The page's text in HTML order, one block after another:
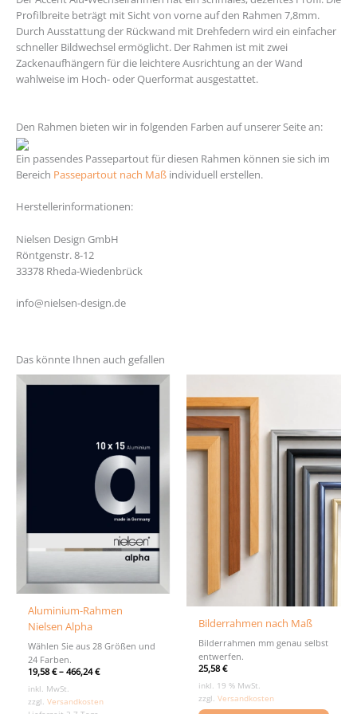
Profilbreite beträgt mit Sicht von vorne auf den Rahmen 7,8mm.
Durch Ausstattung der Rückwand mit Drehfedern wird ein einfacher
schneller Bildwechsel ermöglicht. Der Rahmen ist mit zwei
Zackenaufhängern für die leichtere Ausrichtung an der Wand
wahlweise im Hoch- oder Querformat ausgestattet.
Den Rahmen bieten wir in folgenden Farben auf unserer Seite an:
Ein passendes Passepartout für diesen Rahmen können sie sich im
Bereich Passepartout nach Maß individuell erstellen.
Herstellerinformationen:
Nielsen Design GmbH
Röntgenstr. 8-12
33378 Rheda-Wiedenbrück
info@nielsen-design.de
Das könnte Ihnen auch gefallen
Aluminium-Rahmen
Nielsen Alpha
Wählen Sie aus 28 Größen und
24 Farben.
19,58€–466,24€
inkl. MwSt.
zzgl.Versandkosten
Bilderrahmen nach Maß
Bilderrahmen mm genau selbst
entwerfen.
25,58€
inkl. 19 % MwSt.
zzgl.Versandkosten